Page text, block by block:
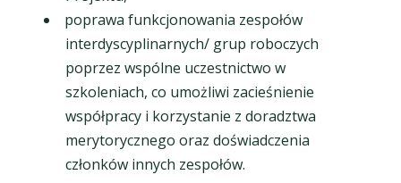
poprawa funkcjonowania zespołów
interdyscyplinarnych/ grup roboczych
poprzez wspólne uczestnictwo w
szkoleniach, co umożliwi zacieśnienie
współpracy i korzystanie z doradztwa
merytorycznego oraz doświadczenia
członków innych zespołów.